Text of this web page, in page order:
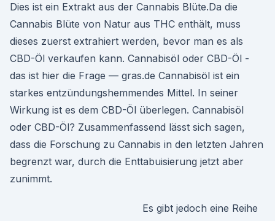
Dies ist ein Extrakt aus der Cannabis Blüte.Da die
Cannabis Blüte von Natur aus THC enthält, muss
dieses zuerst extrahiert werden, bevor man es als
CBD-Öl verkaufen kann. Cannabisöl oder CBD-Öl -
das ist hier die Frage — gras.de Cannabisöl ist ein
starkes entzündungshemmendes Mittel. In seiner
Wirkung ist es dem CBD-Öl überlegen. Cannabisöl
oder CBD-Öl? Zusammenfassend lässt sich sagen,
dass die Forschung zu Cannabis in den letzten Jahren
begrenzt war, durch die Enttabuisierung jetzt aber
zunimmt.
Es gibt jedoch eine Reihe